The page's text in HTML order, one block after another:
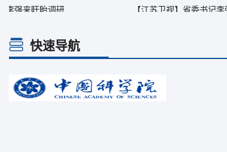
【江苏卫视】省委书记李强来盱眙调研
快速导航